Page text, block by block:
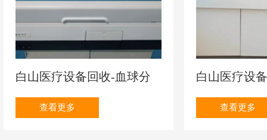
白山眼科设备回收公司
白山医疗设备回收-血球分析仪
查看更多
白山医疗设
查看更多